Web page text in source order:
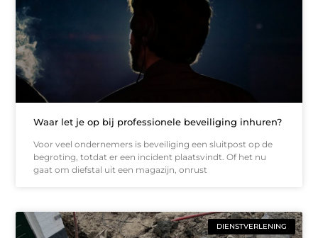
Waar let je op bij professionele beveiliging inhuren?
Voor veel ondernemers is beveiliging een sluitpost op de
begroting, totdat er een incident plaatsvindt. Of het nu
gaat om diefstal uit een magazijn, onrust
DIENSTVERLENING